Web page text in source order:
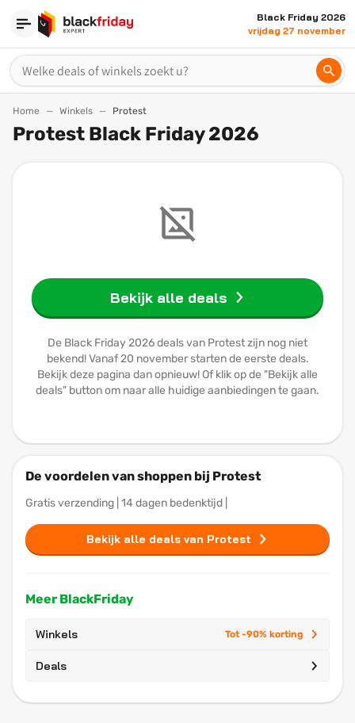
Black Friday 2026
vrijdag 27 november
Home Winkels Protest
Protest Black Friday 2026
Bekijk alle deals
De Black Friday 2026 deals van Protest zijn nog niet
bekend! Vanaf 20 november starten de eerste deals.
Bekijk deze pagina dan opnieuw! Of klik op de "Bekijk alle
deals" button om naar alle huidige aanbiedingen te gaan.
De voordelen van shoppen bij Protest
Gratis verzending | 14 dagen bedenktijd |
Bekijk alle deals van Protest
Meer BlackFriday
Winkels Tot -90% korting
Deals